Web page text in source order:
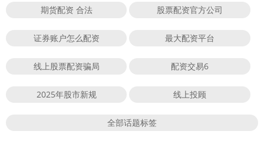
期货配资 合法 股票配资官方公司
证券账户怎么配资 最大配资平台
线上股票配资骗局 配资交易6
2025年股市新规 线上投顾
全部话题标签